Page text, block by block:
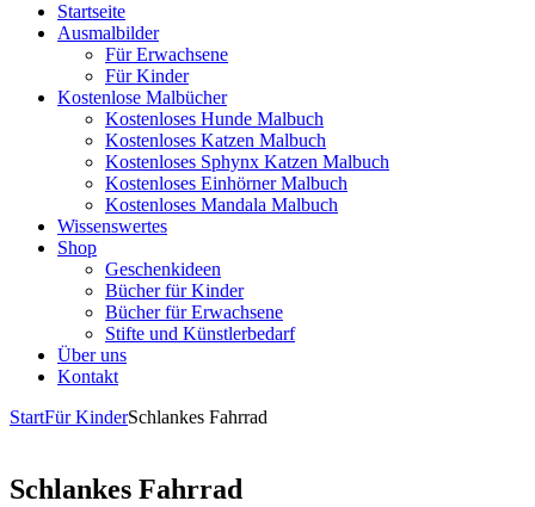
Startseite
Ausmalbilder
Für Erwachsene
Für Kinder
Kostenlose Malbücher
Kostenloses Hunde Malbuch
Kostenloses Katzen Malbuch
Kostenloses Sphynx Katzen Malbuch
Kostenloses Einhörner Malbuch
Kostenloses Mandala Malbuch
Wissenswertes
Shop
Geschenkideen
Bücher für Kinder
Bücher für Erwachsene
Stifte und Künstlerbedarf
Über uns
Kontakt
StartFür KinderSchlankes Fahrrad
Schlankes Fahrrad